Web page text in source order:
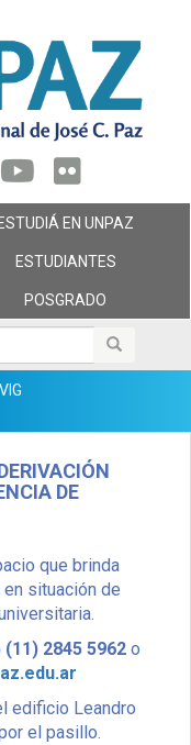
búsqueda
ESTUDIÁ EN UNPAZ
ESTUDIANTES
POSGRADO
DE
que brinda
situación de
2845 5962 o
edificio Leandro
el pasillo.